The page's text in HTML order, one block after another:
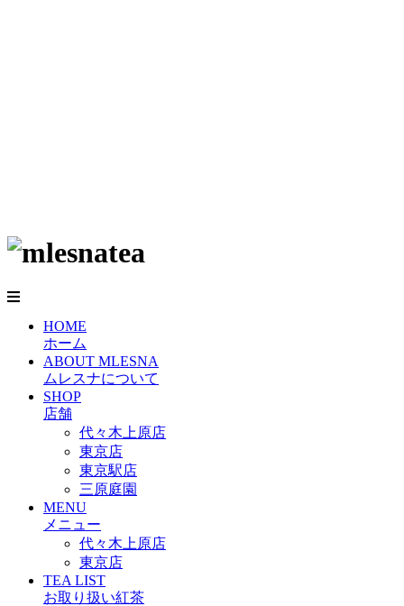
HOME
ホーム
ABOUT MLESNA
ムレスナについて
SHOP
店舗
代々木上原店
東京店
東京駅店
三原庭園
MENU
メニュー
代々木上原店
東京店
TEA LIST
お取り扱い紅茶